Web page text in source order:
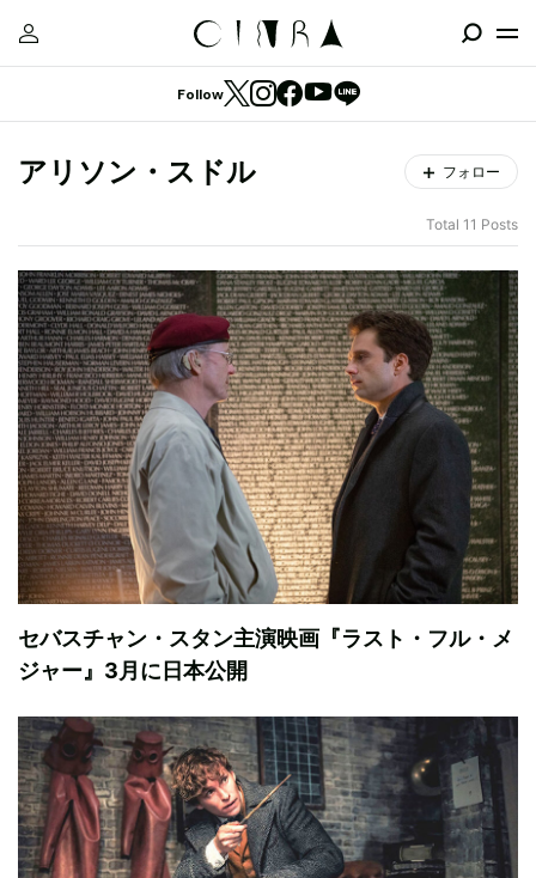
Follow
アリソン・スドル フォロー
Total 11 Posts
セバスチャン・スタン主演映画『ラスト・フル・メ
ジャー』3月に日本公開